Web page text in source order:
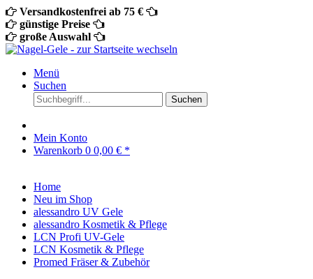
Versandkostenfrei ab 75 €
günstige Preise
große Auswahl
Menü
Suchen
Suchen
Mein Konto
Warenkorb 0 0,00 € *
Home
Neu im Shop
alessandro UV Gele
alessandro Kosmetik & Pflege
LCN Profi UV-Gele
LCN Kosmetik & Pflege
Promed Fräser & Zubehör